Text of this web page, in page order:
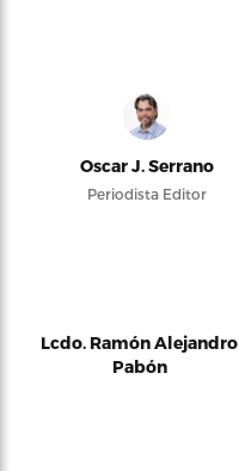
Oscar J. Serrano
Periodista Editor
Lcdo. Ramón Alejandro
Pabón